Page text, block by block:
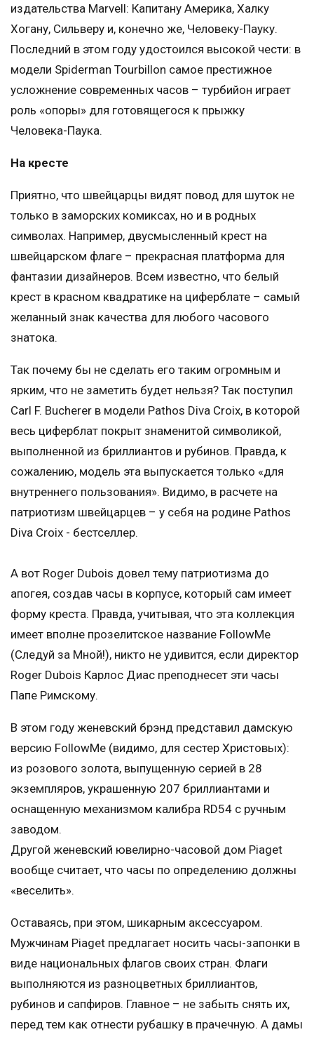
издательства Marvell: Капитану Америка, Халку
Хогану, Сильверу и, конечно же, Человеку-Пауку.
Последний в этом году удостоился высокой чести: в
модели Spiderman Tourbillon самое престижное
усложнение современных часов – турбийон играет
роль «опоры» для готовящегося к прыжку
Человека-Паука.
На кресте
Приятно, что швейцарцы видят повод для шуток не
только в заморских комиксах, но и в родных
символах. Например, двусмысленный крест на
швейцарском флаге – прекрасная платформа для
фантазии дизайнеров. Всем известно, что белый
крест в красном квадратике на циферблате – самый
желанный знак качества для любого часового
знатока.
Так почему бы не сделать его таким огромным и
ярким, что не заметить будет нельзя? Так поступил
Carl F. Bucherer в модели Pathos Diva Croix, в которой
весь циферблат покрыт знаменитой символикой,
выполненной из бриллиантов и рубинов. Правда, к
сожалению, модель эта выпускается только «для
внутреннего пользования». Видимо, в расчете на
патриотизм швейцарцев – у себя на родине Pathos
Diva Croix - бестселлер.
А вот Roger Dubois довел тему патриотизма до
апогея, создав часы в корпусе, который сам имеет
форму креста. Правда, учитывая, что эта коллекция
имеет вполне прозелитское название FollowMe
(Следуй за Мной!), никто не удивится, если директор
Roger Dubois Карлос Диас преподнесет эти часы
Папе Римскому.
В этом году женевский брэнд представил дамскую
версию FollowMe (видимо, для сестер Христовых):
из розового золота, выпущенную серией в 28
экземпляров, украшенную 207 бриллиантами и
оснащенную механизмом калибра RD54 с ручным
заводом.
Другой женевский ювелирно-часовой дом Piaget
вообще считает, что часы по определению должны
«веселить».
Оставаясь, при этом, шикарным аксессуаром.
Мужчинам Piaget предлагает носить часы-запонки в
виде национальных флагов своих стран. Флаги
выполняются из разноцветных бриллиантов,
рубинов и сапфиров. Главное – не забыть снять их,
перед тем как отнести рубашку в прачечную. А дамы